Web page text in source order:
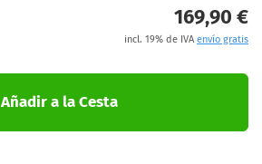
169,90 €
incl. 19% de IVA envío gratis
Añadir a la Cesta